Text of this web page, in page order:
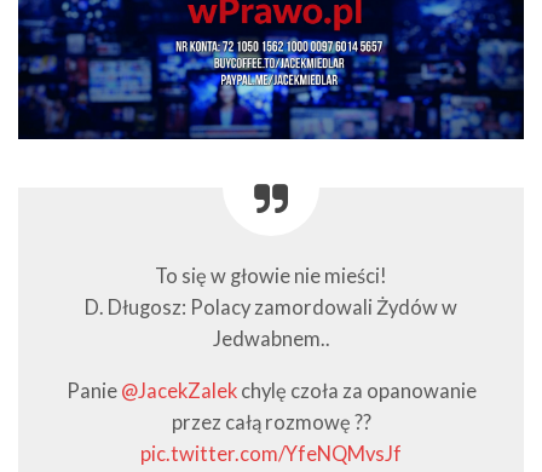
To się w głowie nie mieści!
D. Długosz: Polacy zamordowali Żydów w
Jedwabnem..
Panie @JacekZalekchylę czoła za opanowanie
przez całą rozmowę ??
pic.twitter.com/YfeNQMvsJf